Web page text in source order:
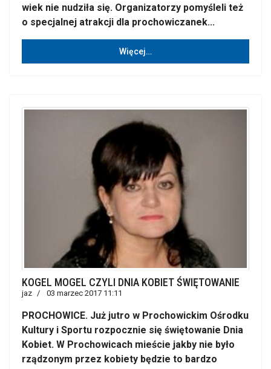
wiek nie nudziła się. Organizatorzy pomyśleli też
o specjalnej atrakcji dla prochowiczanek...
Więcej…
KOGEL MOGEL CZYLI DNIA KOBIET ŚWIĘTOWANIE
jaz 03 marzec 2017 11:11
PROCHOWICE. Już jutro w Prochowickim Ośrodku
Kultury i Sportu rozpocznie się świętowanie Dnia
Kobiet. W Prochowicach mieście jakby nie było
rządzonym przez kobiety będzie to bardzo